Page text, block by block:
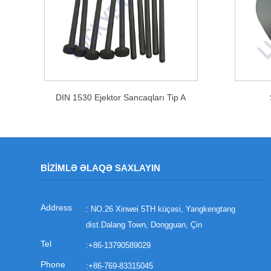
DIN 1530 Ejektor Sancaqları Tip A
BIZIMLƏ ƏLAQƏ SAXLAYIN
: NO.26 Xinwei 5TH küçəsi, Yangkengtang
dist.Dalang Town, Dongguan, Çin
:+86-13790589029
:+86-769-83315045